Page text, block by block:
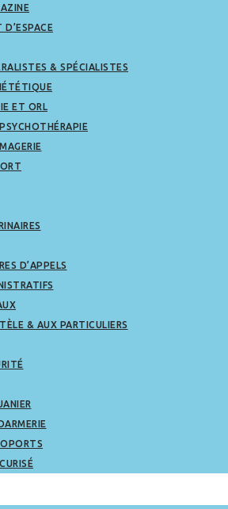
& SPÉCIALISTES
ET ORL
D’APPELS
& AUX PARTICULIERS